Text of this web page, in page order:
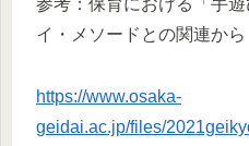
参考：保育における「手
イ・メソードとの関連から
https://www.osaka-
geidai.ac.jp/files/